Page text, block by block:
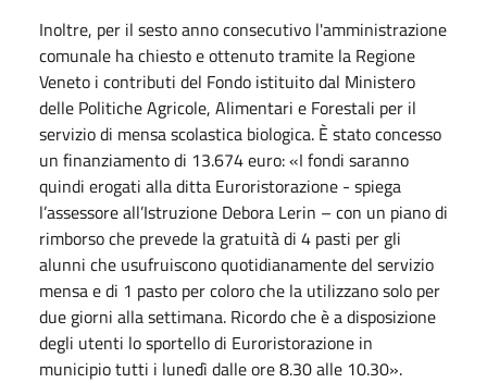
Inoltre, per il sesto anno consecutivo l'amministrazione
comunale ha chiesto e ottenuto tramite la Regione
Veneto i contributi del Fondo istituito dal Ministero
delle Politiche Agricole, Alimentari e Forestali per il
servizio di mensa scolastica biologica. È stato concesso
un finanziamento di 13.674 euro: «I fondi saranno
quindi erogati alla ditta Euroristorazione - spiega
l’assessore all’Istruzione Debora Lerin – con un piano di
rimborso che prevede la gratuità di 4 pasti per gli
alunni che usufruiscono quotidianamente del servizio
mensa e di 1 pasto per coloro che la utilizzano solo per
due giorni alla settimana. Ricordo che è a disposizione
degli utenti lo sportello di Euroristorazione in
municipio tutti i lunedì dalle ore 8.30 alle 10.30».